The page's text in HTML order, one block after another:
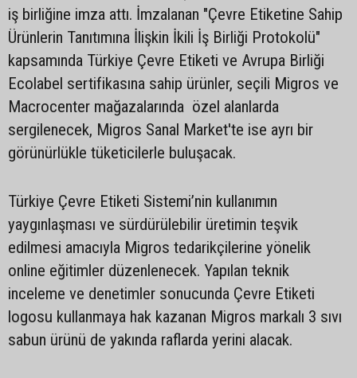
iş birliğine imza attı. İmzalanan "Çevre Etiketine Sahip
Ürünlerin Tanıtımına İlişkin İkili İş Birliği Protokolü"
kapsamında Türkiye Çevre Etiketi ve Avrupa Birliği
Ecolabel sertifikasına sahip ürünler, seçili Migros ve
Macrocenter mağazalarında özel alanlarda
sergilenecek, Migros Sanal Market'te ise ayrı bir
görünürlükle tüketicilerle buluşacak.
Türkiye Çevre Etiketi Sistemi’nin kullanımın
yaygınlaşması ve sürdürülebilir üretimin teşvik
edilmesi amacıyla Migros tedarikçilerine yönelik
online eğitimler düzenlenecek. Yapılan teknik
inceleme ve denetimler sonucunda Çevre Etiketi
logosu kullanmaya hak kazanan Migros markalı 3 sıvı
sabun ürünü de yakında raflarda yerini alacak.